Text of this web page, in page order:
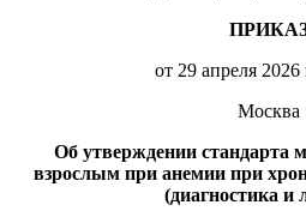
от 29 апреля
Москва
Об утверждении стандарта
взрослым при анемии при
(диагностика и